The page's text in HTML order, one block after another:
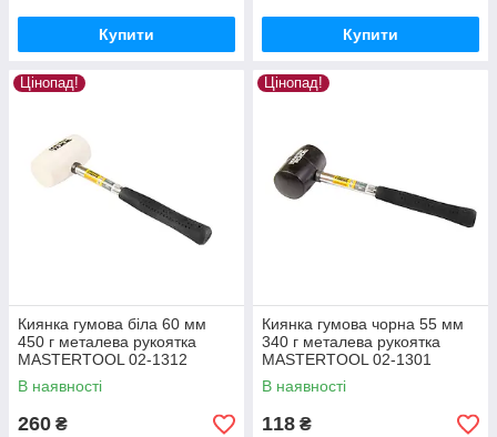
Купити Купити
Цінопад!
Киянка гумова біла 60 мм
450 г металева рукоятка
MASTERTOOL 02-1312
В наявності
260 ₴
Цінопад!
Киянка гумова чорна 55 мм
340 г металева рукоятка
MASTERTOOL 02-1301
В наявності
118 ₴